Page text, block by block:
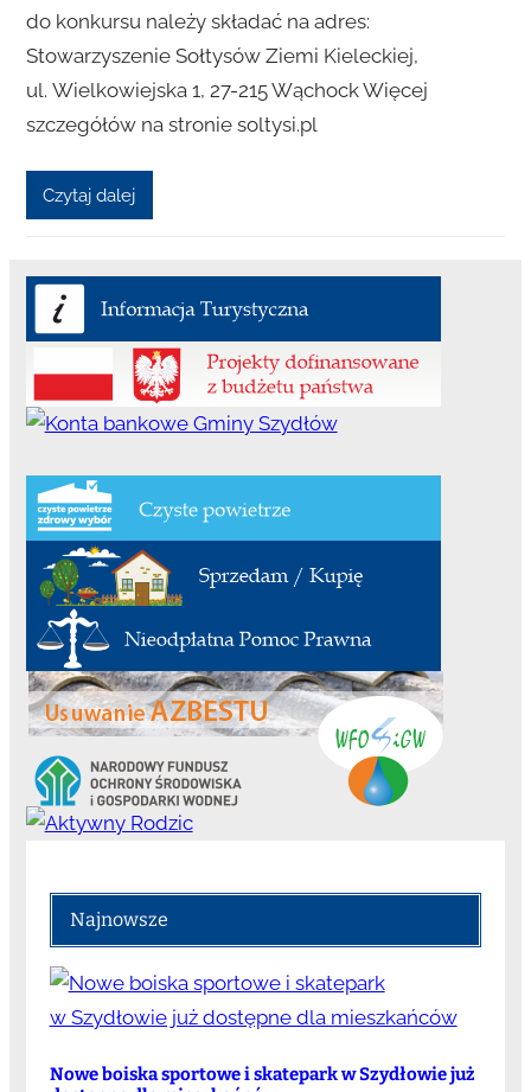
do konkursu należy składać na adres:
Stowarzyszenie Sołtysów Ziemi Kieleckiej,
ul. Wielkowiejska 1, 27-215 Wąchock Więcej
szczegółów na stronie soltysi.pl
Czytaj dalej
Najnowsze
Nowe boiska sportowe i skatepark w Szydłowie już